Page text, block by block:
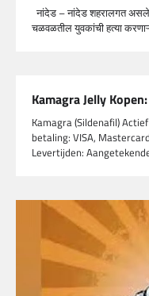
नांदेड – नांदेड शहरालगत
चळवळतील युवकांची हत्या
Kamagra Jelly
Kamagra (Sildenafil)
betaling: VISA,
Levertijden: